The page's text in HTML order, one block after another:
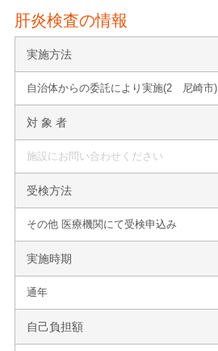
肝炎検査の情報
実施方法
自治体からの委託により実施(2 尼崎市)
対 象 者
施設にお問い合わせください
受検方法
その他 医療機関にて受検申込み
実施時期
通年
自己負担額